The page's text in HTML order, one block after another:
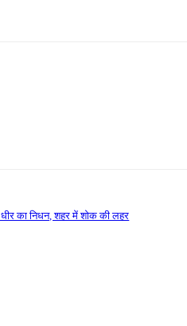
का निधन, शहर में शोक की लहर